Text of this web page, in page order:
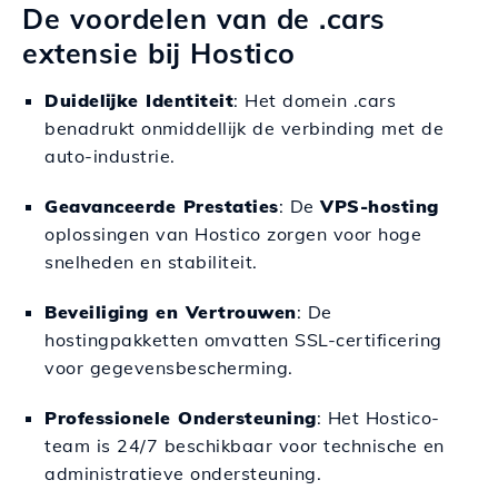
De voordelen van de .cars
extensie bij Hostico
Duidelijke Identiteit: Het domein .cars
benadrukt onmiddellijk de verbinding met de
auto-industrie.
Geavanceerde Prestaties: DeVPS-hosting
oplossingen van Hostico zorgen voor hoge
snelheden en stabiliteit.
Beveiliging en Vertrouwen: De
hostingpakketten omvatten SSL-certificering
voor gegevensbescherming.
Professionele Ondersteuning: Het Hostico-
team is 24/7 beschikbaar voor technische en
administratieve ondersteuning.